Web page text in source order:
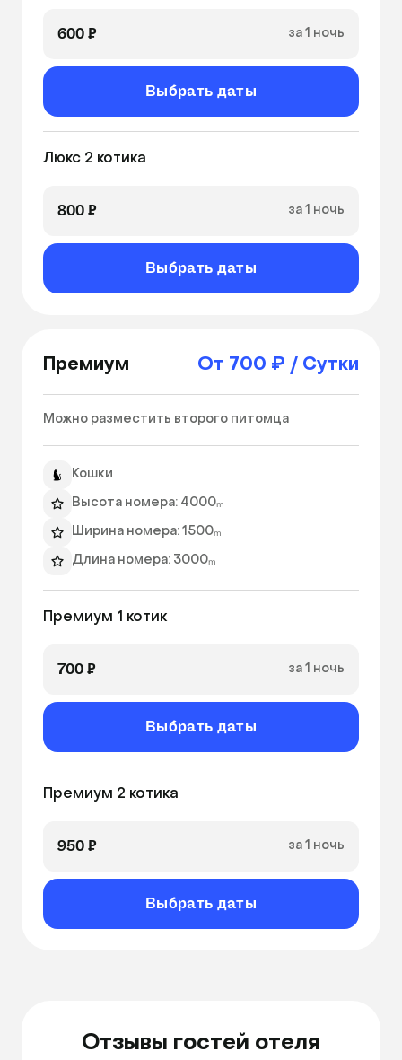
600 ₽ за 1 ночь
Выбрать даты
Люкс 2 котика
800 ₽ за 1 ночь
Выбрать даты
Премиум От 700 ₽ / Сутки
Можно разместить второго питомца
Кошки
Высота номера: 4000ₘ
Ширина номера: 1500ₘ
Длина номера: 3000ₘ
Игры с питомцем
Бутилированная вода
Премиум 1 котик
700 ₽ за 1 ночь
Выбрать даты
Премиум 2 котика
950 ₽ за 1 ночь
Выбрать даты
Отзывы гостей отеля